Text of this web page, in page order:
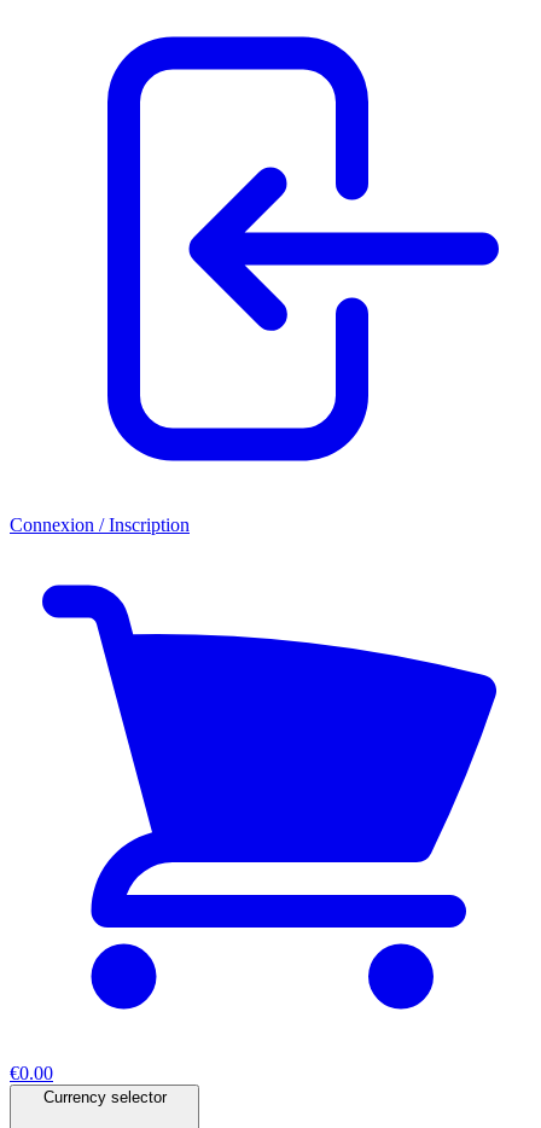
Connexion / Inscription
€0.00
Currency selector